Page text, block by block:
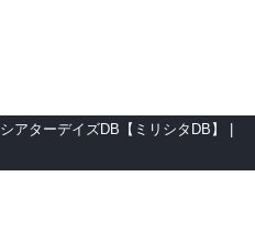
アターデイズDB【ミリシタDB】